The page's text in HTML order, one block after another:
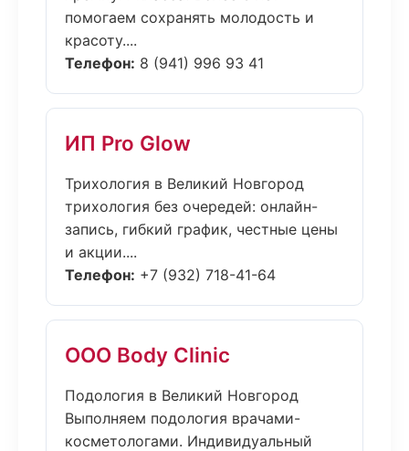
помогаем сохранять молодость и
красоту....
Телефон: 8 (941) 996 93 41
ИП Pro Glow
Трихология в Великий Новгород
трихология без очередей: онлайн-
запись, гибкий график, честные цены
и акции....
Телефон: +7 (932) 718-41-64
ООО Body Clinic
Подология в Великий Новгород
Выполняем подология врачами-
косметологами. Индивидуальный